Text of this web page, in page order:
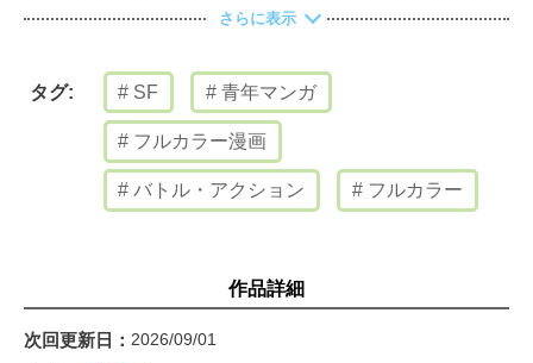
究を飛躍的に進めた十曜化学製薬。遺伝子の解明によって知能、
換えから完全人工遺伝子の完成を目指すものとなりつつある。
十曜化学製薬に造られた完全人工遺伝子の実験体で超能力を持つ
青年クロウ。彼はある日、もう一人の自分の存在を感じようにな
さらに表示
タグ: SF 青年マンガ
フルカラー漫画
バトル・アクション フルカラー
作品詳細
次回更新日 2026/09/01